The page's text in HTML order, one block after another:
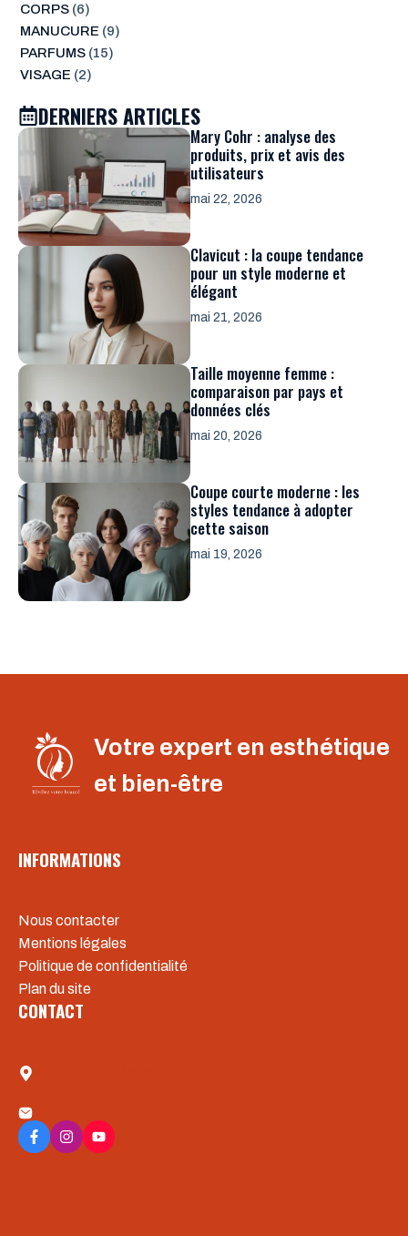
CORPS(6)
MANUCURE (9)
PARFUMS(15)
VISAGE (2)
DERNIERS ARTICLES
Mary Cohr : analyse des
produits, prix et avis des
utilisateurs
mai 22, 2026
Clavicut : la coupe tendance
pour un style moderne et
élégant
mai 21, 2026
Taille moyenne femme :
comparaison par pays et
données clés
mai 20, 2026
Coupe courte moderne : les
styles tendance à adopter
cette saison
mai 19, 2026
Votre expert en esthétique
et bien-être
INFORMATIONS
Nous contacter
Mentions légales
Politique de confidentialité
Plan du site
CONTACT